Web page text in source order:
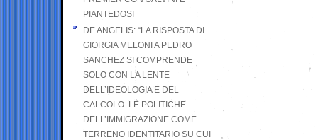
PIANTEDOSI
DE ANGELIS: “LA RISPOSTA DI
GIORGIA MELONI A PEDRO
SANCHEZ SI COMPRENDE
SOLO CON LA LENTE
DELL’IDEOLOGIA E DEL
CALCOLO: LE POLITICHE
DELL’IMMIGRAZIONE COME
TERRENO IDENTITARIO SU CUI